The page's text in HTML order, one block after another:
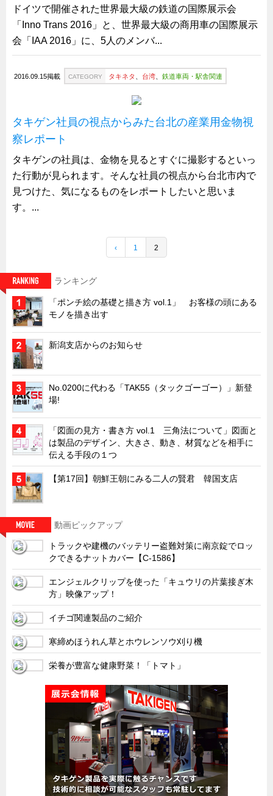
４コマ漫画 のんきなのんちゃん
お知らせ
展示会情報／報告レポート
工場見学
海外出張
社外セミナー
タキスポ
タキ旅レポ
タキネタ
韓国
上海
タイ
台湾
採用情報
インタビュー
入社１年目アンケート
入社式・創立記念式典
新年賀詞交歓会
メディア情報
ドイツで開催された世界最大級の鉄道の国際展示会
「Inno Trans 2016」と、世界最大級の商用車の国際展示
会「IAA 2016」に、5人のメンバ...
2016.09.15掲載 CATEGORY タキネタ 台湾 鉄道車両・駅舎関連
タキゲン社員の視点からみた台北の産業用金物視
察レポート
タキゲンの社員は、金物を見るとすぐに撮影するといっ
た行動が見られます。そんな社員の視点から台北市内で
見つけた、気になるものをレポートしたいと思いま
す。...
‹ 1 2
ランキング
「ポンチ絵の基礎と描き方 vol.1」 お客様の頭にある
モノを描き出す
新潟支店からのお知らせ
No.0200に代わる「TAK55（タックゴーゴー）」新登
場!
「図面の見方・書き方 vol.1 三角法について」図面と
は製品のデザイン、大きさ、動き、材質などを相手に
伝える手段の１つ
【第17回】朝鮮王朝にみる二人の賢君 韓国支店
動画ピックアップ
トラックや建機のバッテリー盗難対策に南京錠でロッ
クできるナットカバー【C-1586】
エンジェルクリップを使った「キュウリの片葉接ぎ木
方」映像アップ！
イチゴ関連製品のご紹介
寒締めほうれん草とホウレンソウ刈り機
栄養が豊富な健康野菜！「トマト」